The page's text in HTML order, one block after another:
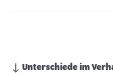
Unterschiede im